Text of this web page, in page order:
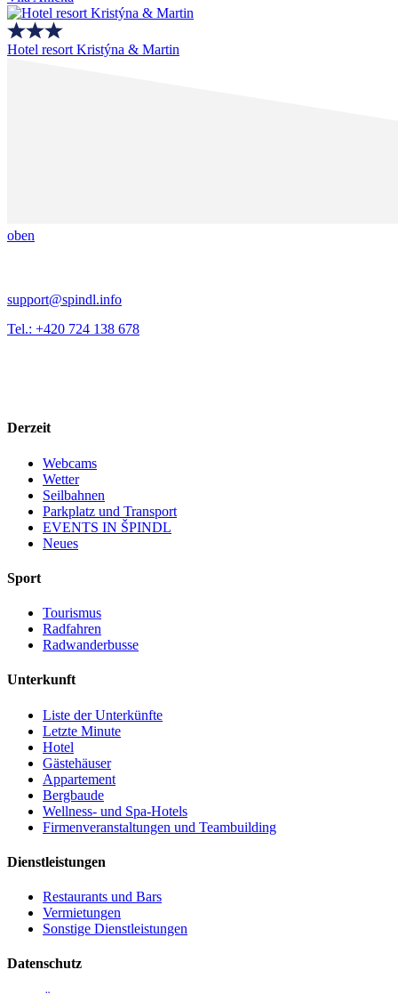
Hotel resort Kristýna & Martin
oben
support@spindl.info
Tel.: +420 724 138 678
Derzeit
Webcams
Wetter
Seilbahnen
Parkplatz und Transport
EVENTS IN ŠPINDL
Neues
Sport
Tourismus
Radfahren
Radwanderbusse
Unterkunft
Liste der Unterkünfte
Letzte Minute
Hotel
Gästehäuser
Appartement
Bergbaude
Wellness- und Spa-Hotels
Firmenveranstaltungen und Teambuilding
Dienstleistungen
Restaurants und Bars
Vermietungen
Sonstige Dienstleistungen
Datenschutz